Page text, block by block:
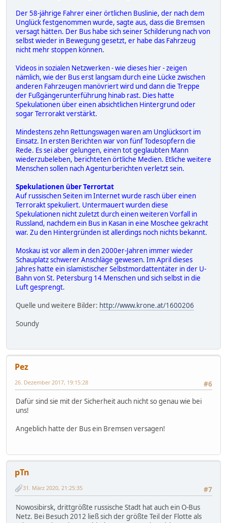
Der 58-jährige Fahrer einer örtlichen Buslinie, der nach dem
Unglück festgenommen wurde, sagte aus, dass die Bremsen
versagt hätten. Der Bus habe sich seiner Schilderung nach von
selbst wieder in Bewegung gesetzt, er habe das Fahrzeug
nicht mehr stoppen können.
Videos in sozialen Netzwerken - wie dieses hier - zeigen
nämlich, wie der Bus erst langsam durch eine Lücke zwischen
anderen Fahrzeugen manövriert wird und dann die Treppe
der Fußgängerunterführung hinab rast. Dies hatte
Spekulationen über einen absichtlichen Hintergrund oder
sogar Terrorakt verstärkt.
Mindestens zehn Rettungswagen waren am Unglücksort im
Einsatz. In ersten Berichten war von fünf Todesopfern die
Rede. Es sei aber gelungen, einen tot geglaubten Mann
wiederzubeleben, berichteten örtliche Medien. Etliche weitere
Menschen sollen nach Agenturberichten verletzt sein.
Spekulationen über Terrortat
Auf russischen Seiten im Internet wurde rasch über einen
Terrorakt spekuliert. Untermauert wurden diese
Spekulationen nicht zuletzt durch einen weiteren Vorfall in
Russland, nachdem ein Bus in Kasan in eine Moschee gekracht
war. Zu den Hintergründen ist allerdings noch nichts bekannt.
Moskau ist vor allem in den 2000er-Jahren immer wieder
Schauplatz schwerer Anschläge gewesen. Im April dieses
Jahres hatte ein islamistischer Selbstmordattentäter in der U-
Bahn von St. Petersburg 14 Menschen und sich selbst in die
Luft gesprengt.
Quelle und weitere Bilder: http://www.krone.at/1600206
Soundy
Pez
#6
26. Dezember 2017, 19:15:28
Dafür sind sie mit der Sicherheit auch nicht so genau wie bei
uns!
Angeblich hatte der Bus ein Bremsen versagen!
pTn
#7
31. März 2020, 21:25:35
Nowosibirsk, drittgrößte russische Stadt hat auch ein O-Bus
Netz. Bei Besuch 2012 ließ sich der größte Teil der Flotte als